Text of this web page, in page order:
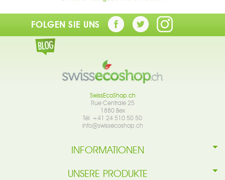
FOLGEN SIE UNS
SwissEcoShop.ch
Rue Centrale 25
1880 Bex
Tél. +41 24 510 50 50
info@swissecoshop.ch
INFORMATIONEN
UNSERE PRODUKTE